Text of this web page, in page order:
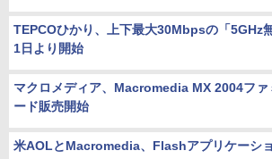
TEPCOひかり、上下最大30Mbpsの「5GHz
1日より開始
マクロメディア、Macromedia MX 2004ファ
ード販売開始
米AOLとMacromedia、Flashアプリケーシ